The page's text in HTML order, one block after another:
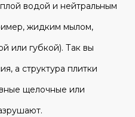
водой и нейтральным
жидким мылом,
или губкой). Так вы
а структура плитки
щелочные или